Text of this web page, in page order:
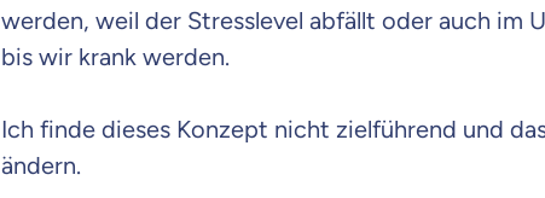
werden, weil der Stresslevel abfällt oder auch im
bis wir krank werden.
Ich finde dieses Konzept nicht zielführend und
ändern.
Objektive und faire Beratung
Wir möchten, dass du dich aus Überzeugung für uns
Wir helfen dir dabei Unterschiede in Versicherungen zu